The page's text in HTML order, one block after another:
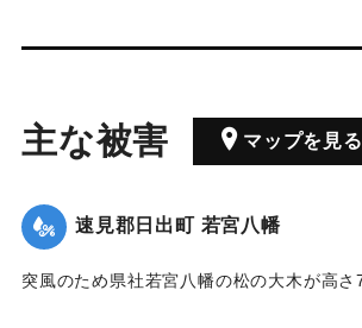
主な被害 マップを見る
速見郡日出町 若宮八幡
突風のため県社若宮八幡の松の大木が高